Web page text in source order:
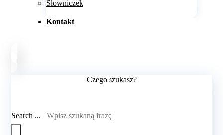
Słowniczek
Kontakt
Czego szukasz?
Search ...